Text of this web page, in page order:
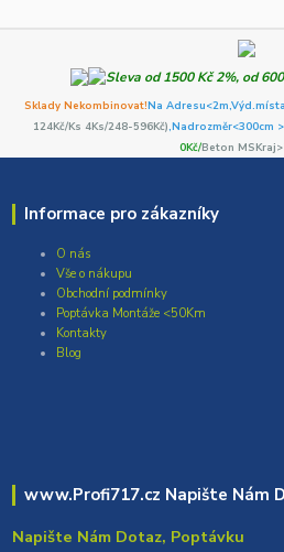
Sklady Nekombinovat!Na Adresu<2m,
124Kč/Ks 4Ks/248-596Kč),Nadrozměr<300cm
0Kč/Beton
Informace pro zákazníky
O nás
Vše o nákupu
Obchodní podmínky
Poptávka Montáže <50Km
Kontakty
Blog
www.Profi717.cz Napište Nám
Napište Nám Dotaz, Poptávku